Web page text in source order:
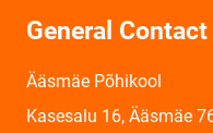
General Contact
Ääsmäe Põhikool
Kasesalu 16, Ääsmäe